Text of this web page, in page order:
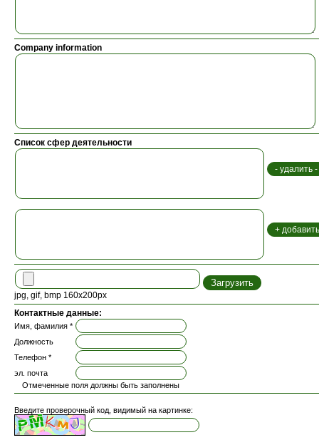
Company information
Список сфер деятельности
jpg, gif, bmp 160x200px
Контактные данные:
Имя, фамилия *
Должность
Телефон *
эл. почта
Отмеченные поля должны быть заполнены
Введите проверочный код, видимый на картинке: